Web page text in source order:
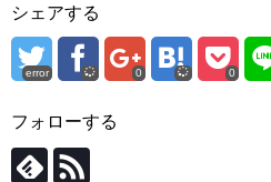
シェアする
error 0 0
フォローする